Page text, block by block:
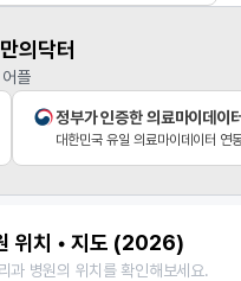
의닥터
플
정부가 인증한 의료마이데이
대한민국 유일 의료마이데이터 연
위치 • 지도 (2026)
과 병원의 위치를 확인해보세요.